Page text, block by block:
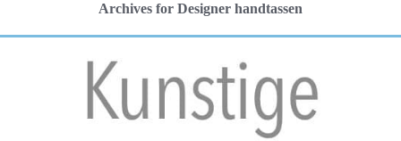
Archives for Designer handtassen